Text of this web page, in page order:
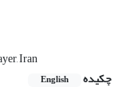
Iran
چکیده
English